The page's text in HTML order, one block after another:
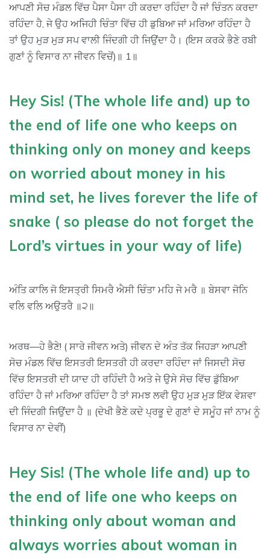
ਆਪਣੀ ਸੋਚ ਮੰਡਲ ਵਿੱਚ ਪੈਸਾ ਪੈਸਾ ਹੀ ਕਰਦਾ ਰਹਿੰਦਾ ਹੈ ਜਾਂ ਚਿੰਤਨ ਕਰਦਾ
ਰਹਿੰਦਾ ਹੈ, ਜੇ ਉਹ ਅਜਿਹੀ ਚਿੰਤਾ ਵਿੱਚ ਹੀ ਡੁਬਿਆ ਜਾਂ ਮਰਿਆ ਰਹਿੰਦਾ ਹੈ
ਤਾਂ ਉਹ ਮੁੜ ਮੁੜ ਸਪ ਵਾਲੀ ਜਿੰਦਗੀ ਹੀ ਜਿਉਂਦਾ ਹੈ। (ਇਸ ਕਰਕੇ ਭੈਣੇ ਰਬੀ
ਗੁਣਾਂ ਨੂੰ ਵਿਸਾਰ ਨਾ ਜੀਵਨ ਵਿਚੋਂ)॥ 1॥
Hey Sis! (The whole life and) up to
the end of life one who keeps on
thinking only on money and keeps
on worried about money in his
mind set, he lives forever the life of
snake ( so please do not forget the
Lord’s virtues in your way of life)
ਅੰਤਿ ਕਾਲਿ ਜੋ ਇਸਤ੍ਰੀ ਸਿਮਰੈ ਐਸੀ ਚਿੰਤਾ ਮਹਿ ਜੇ ਮਰੈ ॥ ਬੇਸਵਾ ਜੋਨਿ
ਵਲਿ ਵਲਿ ਅਉਤਰੈ ॥੨॥
ਅਰਥ—ਹੇ ਭੈਣੇ! ( ਸਾਰੇ ਜੀਵਨ ਅਤੇ) ਜੀਵਨ ਦੇ ਅੰਤ ਤੱਕ ਜਿਹੜਾ ਆਪਣੀ
ਸੋਚ ਮੰਡਲ ਵਿੱਚ ਇਸਤਰੀ ਇਸਤਰੀ ਹੀ ਕਰਦਾ ਰਹਿੰਦਾ ਜਾਂ ਜਿਸਦੀ ਸੋਚ
ਵਿੱਚ ਇਸਤਰੀ ਦੀ ਯਾਦ ਹੀ ਰਹਿੰਦੀ ਹੈ ਅਤੇ ਜੇ ਉਸੇ ਸੋਚ ਵਿੱਚ ਡੁੱਬਿਆ
ਰਹਿੰਦਾ ਹੈ ਜਾਂ ਮਰਿਆ ਰਹਿੰਦਾ ਹੈ ਤਾਂ ਸਮਝ ਲਵੀ ਉਹ ਮੁੜ ਮੁੜ ਇੱਕ ਵੇਸ਼ਵਾ
ਦੀ ਜਿੰਦਗੀ ਜਿਉਂਦਾ ਹੈ ॥ (ਦੇਖੀ ਭੈਣੇ ਕਦੇ ਪ੍ਰਭੂ ਦੇ ਗੁਣਾਂ ਦੇ ਸਮੂੰਹ ਜਾਂ ਨਾਮ ਨੂੰ
ਵਿਸਾਰ ਨਾ ਦੇਵੀਂ)
Hey Sis! (The whole life and) up to
the end of life one who keeps on
thinking only about woman and
always worries about woman in